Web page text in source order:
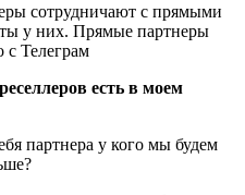
сотрудничают с прямыми
у них. Прямые партнеры
с Телеграм
есть в моем
партнера у кого мы будем